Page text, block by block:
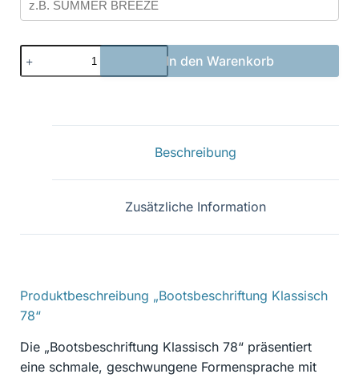
Bootsbeschriftung
Klassisch
In den Warenkorb
Beschreibung
Zusätzliche Information
Produktbeschreibung „Bootsbeschriftung Klassisch
78“
Die „Bootsbeschriftung Klassisch 78“ präsentiert
eine schmale, geschwungene Formensprache mit